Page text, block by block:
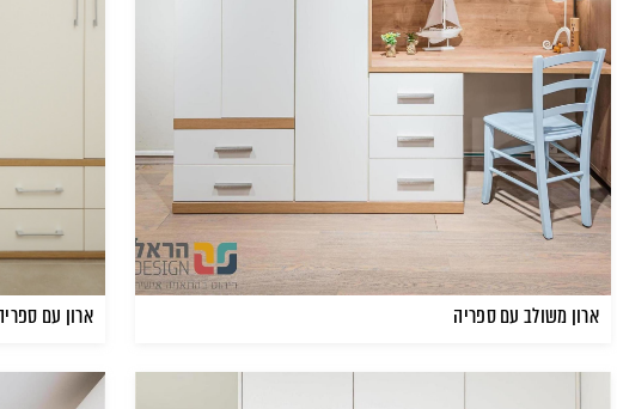
ארון משולב עם ספריה ארון עם